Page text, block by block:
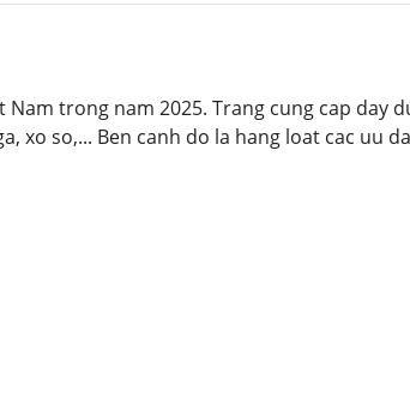
trong nam 2025. Trang cung cap day
xo so,... Ben canh do la hang loat cac uu